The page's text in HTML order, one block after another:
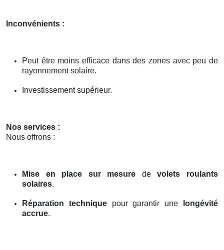
Inconvénients :
Peut être moins efficace dans des zones avec peu de
rayonnement solaire.
Investissement supérieur.
Nos services :
Nous offrons :
Mise en place sur mesure devolets roulants
solaires.
Réparation techniquepour garantir une
longévité
accrue.